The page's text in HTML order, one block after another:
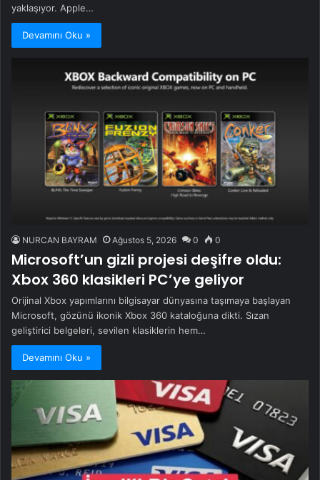
yaklaşıyor. Apple…
Devamını Oku »
NURCAN BAYRAM Ağustos 5, 2026 0 0
Microsoft’un gizli projesi deşifre oldu:
Xbox 360 klasikleri PC’ye geliyor
Orijinal Xbox yapımlarını bilgisayar dünyasına taşımaya başlayan
Microsoft, gözünü ikonik Xbox 360 kataloğuna dikti. Sızan
geliştirici belgeleri, sevilen klasiklerin hem…
Devamını Oku »